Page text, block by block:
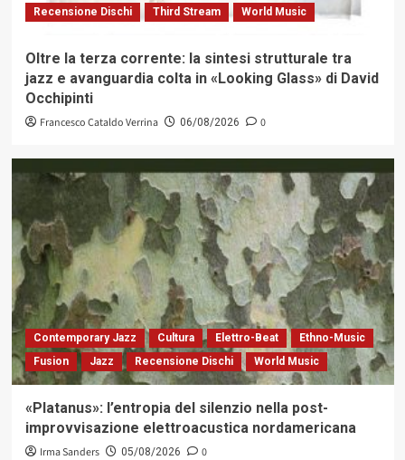
Recensione Dischi
Third Stream World Music
Oltre la terza corrente: la sintesi strutturale tra
jazz e avanguardia colta in «Looking Glass» di David
Occhipinti
Francesco Cataldo Verrina 06/08/2026 0
Contemporary Jazz Cultura Elettro-Beat
Ethno-Music
Fusion
Jazz Recensione Dischi World Music
«Platanus»: l’entropia del silenzio nella post-
improvvisazione elettroacustica nordamericana
Irma Sanders 05/08/2026 0